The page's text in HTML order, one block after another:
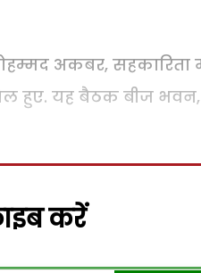
अकबर, सहकारिता
हुए. यह बैठक बीज भवन,
करें